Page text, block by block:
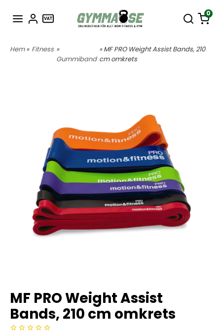
0
Hem» Fitness »
Gummiband
» MF PRO Weight Assist Bands, 210
cm omkrets
MF PRO Weight Assist
Bands, 210 cm omkrets